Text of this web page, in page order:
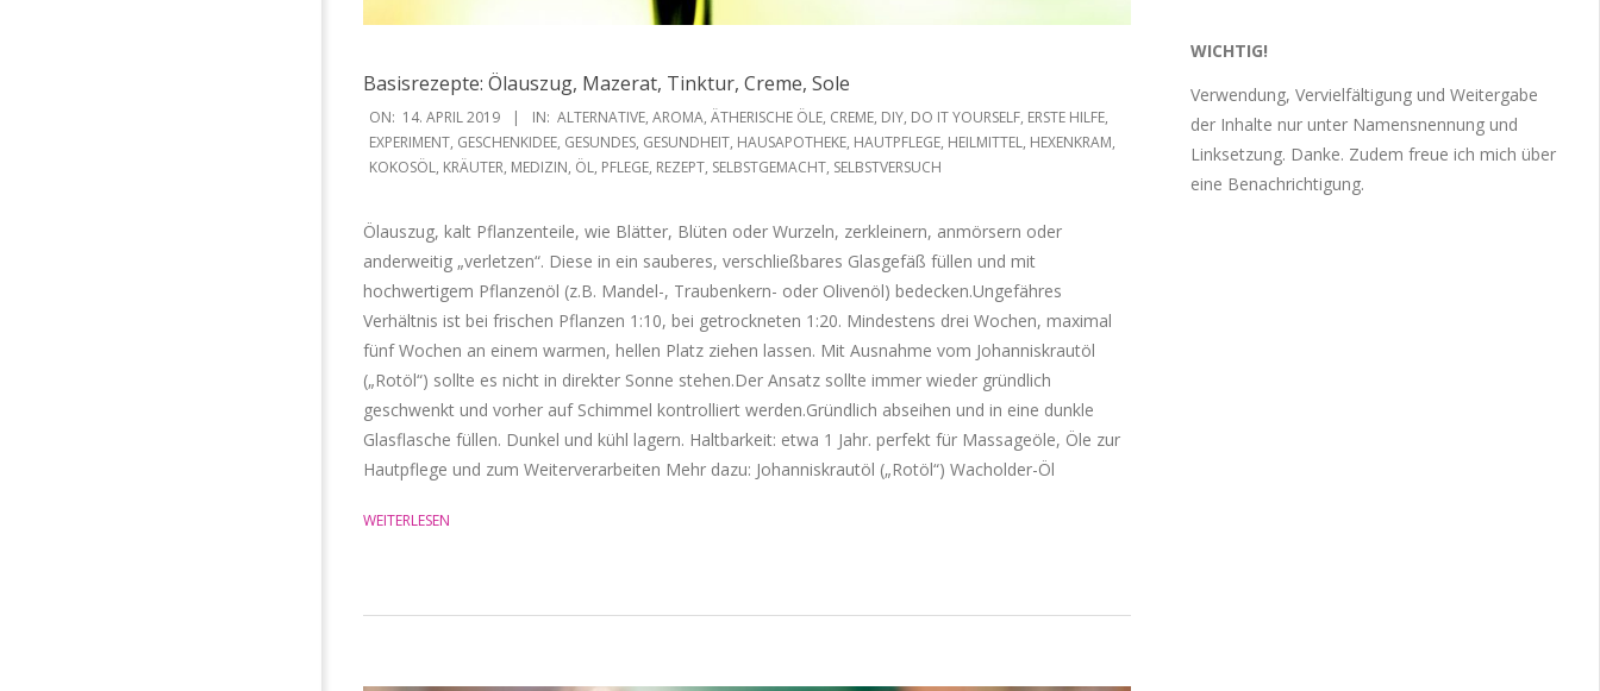
Basisrezepte: Ölauszug, Mazerat, Tinktur, Creme, Sole
2019-
04-
14
ON: 14. APRIL 2019 IN: ALTERNATIVE, AROMA, ÄTHERISCHE ÖLE, CREME, DIY, DO IT YOURSELF, ERSTE HILFE,
EXPERIMENT, GESCHENKIDEE, GESUNDES, GESUNDHEIT, HAUSAPOTHEKE, HAUTPFLEGE, HEILMITTEL, HEXENKRAM,
KOKOSÖL, KRÄUTER, MEDIZIN, ÖL, PFLEGE, REZEPT, SELBSTGEMACHT, SELBSTVERSUCH
Ölauszug, kalt Pflanzenteile, wie Blätter, Blüten oder Wurzeln, zerkleinern, anmörsern oder
anderweitig „verletzen“. Diese in ein sauberes, verschließbares Glasgefäß füllen und mit
hochwertigem Pflanzenöl (z.B. Mandel-, Traubenkern- oder Olivenöl) bedecken.Ungefähres
Verhältnis ist bei frischen Pflanzen 1:10, bei getrockneten 1:20. Mindestens drei Wochen, maximal
fünf Wochen an einem warmen, hellen Platz ziehen lassen. Mit Ausnahme vom Johanniskrautöl
(„Rotöl“) sollte es nicht in direkter Sonne stehen.Der Ansatz sollte immer wieder gründlich
geschwenkt und vorher auf Schimmel kontrolliert werden.Gründlich abseihen und in eine dunkle
Glasflasche füllen. Dunkel und kühl lagern. Haltbarkeit: etwa 1 Jahr. perfekt für Massageöle, Öle zur
Hautpflege und zum Weiterverarbeiten Mehr dazu: Johanniskrautöl („Rotöl“) Wacholder-Öl
WEITERLESEN
WICHTIG!
Verwendung, Vervielfältigung und Weitergabe
der Inhalte nur unter Namensnennung und
Linksetzung. Danke. Zudem freue ich mich über
eine Benachrichtigung.